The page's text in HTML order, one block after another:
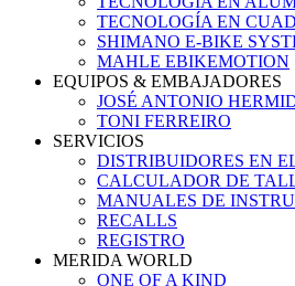
TECNOLOGÍA EN
SHIMANO E-BIKE
MAHLE EBIKEMOTION
EQUIPOS & EMBAJADORES
JOSÉ ANTONIO
TONI FERREIRO
SERVICIOS
DISTRIBUIDORES EN
CALCULADOR DE
MANUALES DE
RECALLS
REGISTRO
MERIDA WORLD
ONE OF A KIND